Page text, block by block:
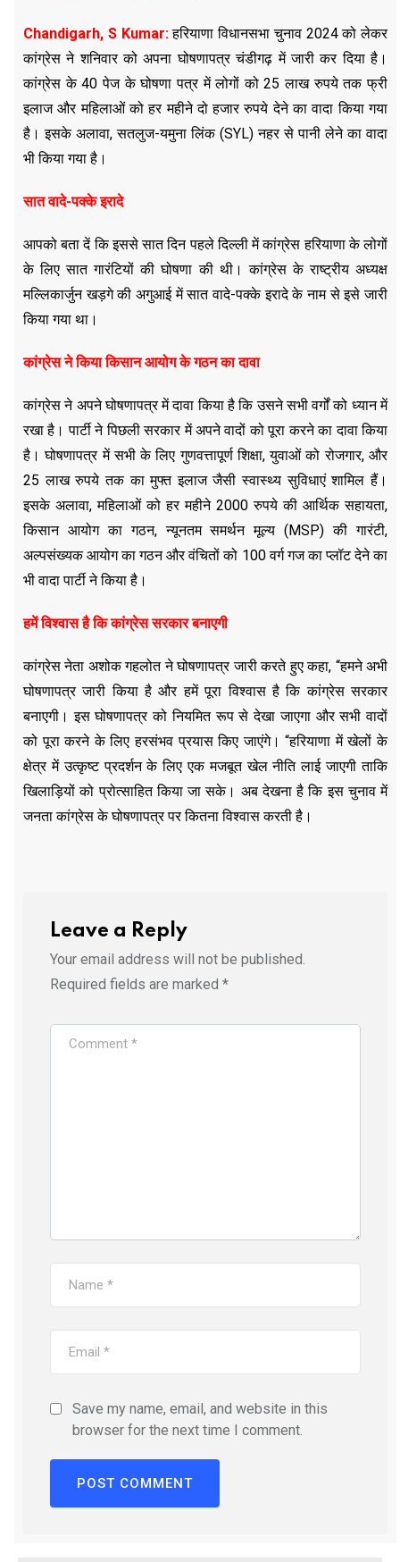
Chandigarh, S Kumar:हरियाणा विधानसभा चुनाव 2024 को लेकर
कांग्रेस ने शनिवार को अपना घोषणापत्र चंडीगढ़ में जारी कर दिया है।
कांग्रेस के 40 पेज के घोषणा पत्र में लोगों को 25 लाख रुपये तक फ्री
इलाज और महिलाओं को हर महीने दो हजार रुपये देने का वादा किया गया
है। इसके अलावा, सतलुज-यमुना लिंक (SYL) नहर से पानी लेने का वादा
भी किया गया है।
सात वादे-पक्के इरादे
आपको बता दें कि इससे सात दिन पहले दिल्ली में कांग्रेस हरियाणा के लोगों
के लिए सात गारंटियों की घोषणा की थी। कांग्रेस के राष्ट्रीय अध्यक्ष
मल्लिकार्जुन खड़गे की अगुआई में सात वादे-पक्के इरादे के नाम से इसे जारी
किया गया था।
कांग्रेस ने किया किसान आयोग के गठन का दावा
कांग्रेस ने अपने घोषणापत्र में दावा किया है कि उसने सभी वर्गों को ध्यान में
रखा है। पार्टी ने पिछली सरकार में अपने वादों को पूरा करने का दावा किया
है। घोषणापत्र में सभी के लिए गुणवत्तापूर्ण शिक्षा, युवाओं को रोजगार, और
25 लाख रुपये तक का मुफ्त इलाज जैसी स्वास्थ्य सुविधाएं शामिल हैं।
इसके अलावा, महिलाओं को हर महीने 2000 रुपये की आर्थिक सहायता,
किसान आयोग का गठन, न्यूनतम समर्थन मूल्य (MSP) की गारंटी,
अल्पसंख्यक आयोग का गठन और वंचितों को 100 वर्ग गज का प्लॉट देने का
भी वादा पार्टी ने किया है।
हमें विश्वास है कि कांग्रेस सरकार बनाएगी
कांग्रेस नेता अशोक गहलोत ने घोषणापत्र जारी करते हुए कहा, “हमने अभी
घोषणापत्र जारी किया है और हमें पूरा विश्वास है कि कांग्रेस सरकार
बनाएगी। इस घोषणापत्र को नियमित रूप से देखा जाएगा और सभी वादों
को पूरा करने के लिए हरसंभव प्रयास किए जाएंगे। “हरियाणा में खेलों के
क्षेत्र में उत्कृष्ट प्रदर्शन के लिए एक मजबूत खेल नीति लाई जाएगी ताकि
खिलाड़ियों को प्रोत्साहित किया जा सके। अब देखना है कि इस चुनाव में
जनता कांग्रेस के घोषणापत्र पर कितना विश्वास करती है।
Leave a Reply
Your email address will not be published.
Required fields are marked *
Save my name, email, and website in this
browser for the next time I comment.